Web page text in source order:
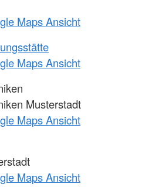
Maps Ansicht
Maps Ansicht
Musterstadt
Maps Ansicht
Maps Ansicht